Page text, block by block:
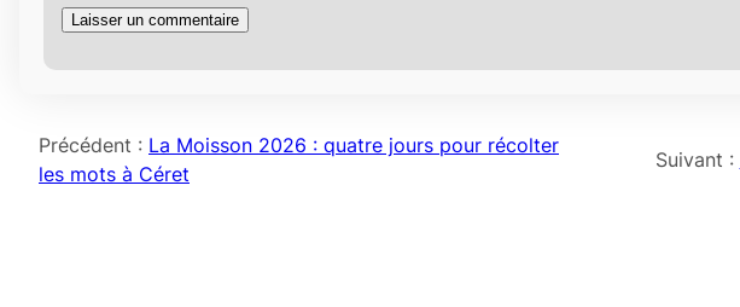
Précédent : La Moisson 2026 : quatre jours pour récolter
les mots à Céret
Suivant :